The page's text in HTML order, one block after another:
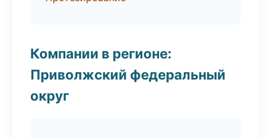
Компании в регионе:
Приволжский федеральный
округ